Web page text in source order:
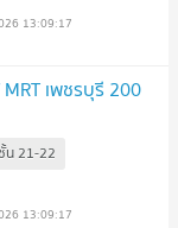
13:09:17
เพชรบุรี 200
น21-22
13:09:17